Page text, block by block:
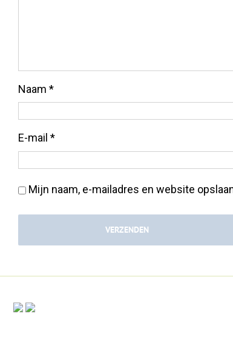
Naam *
E-mail *
Mijn naam, e-mailadres en website